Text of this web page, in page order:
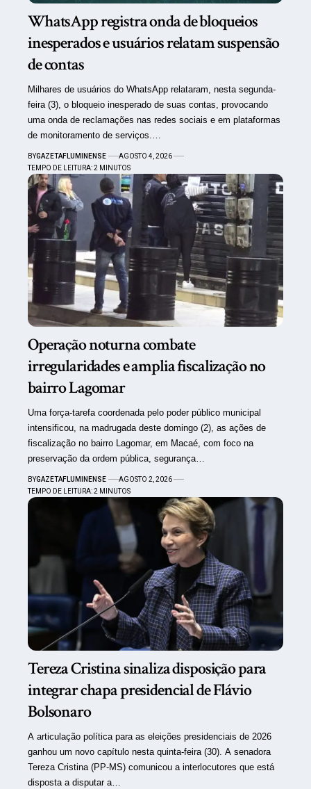
WhatsApp registra onda de bloqueios
inesperados e usuários relatam suspensão
de contas
Milhares de usuários do WhatsApp relataram, nesta segunda-
feira (3), o bloqueio inesperado de suas contas, provocando
uma onda de reclamações nas redes sociais e em plataformas
de monitoramento de serviços.…
BYGAZETAFLUMINENSE
AGOSTO 4, 2026
TEMPO DE LEITURA: 2 MINUTOS
Operação noturna combate
irregularidades e amplia fiscalização no
bairro Lagomar
Uma força-tarefa coordenada pelo poder público municipal
intensificou, na madrugada deste domingo (2), as ações de
fiscalização no bairro Lagomar, em Macaé, com foco na
preservação da ordem pública, segurança…
BYGAZETAFLUMINENSE
AGOSTO 2, 2026
TEMPO DE LEITURA: 2 MINUTOS
Tereza Cristina sinaliza disposição para
integrar chapa presidencial de Flávio
Bolsonaro
A articulação política para as eleições presidenciais de 2026
ganhou um novo capítulo nesta quinta-feira (30). A senadora
Tereza Cristina (PP-MS) comunicou a interlocutores que está
disposta a disputar a…